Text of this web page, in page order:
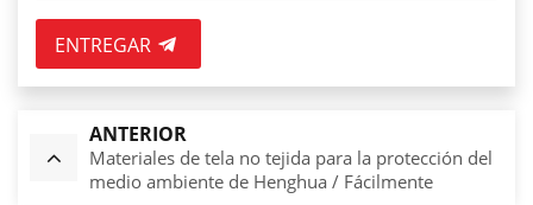
ENTREGAR
ANTERIOR
Materiales de tela no tejida para la protección del
medio ambiente de Henghua / Fácilmente